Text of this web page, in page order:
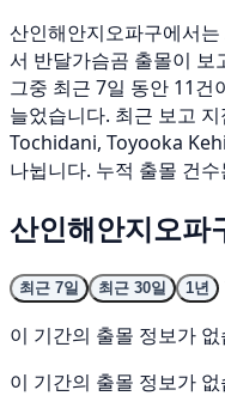
산인해안지오파구에서
서 반달가슴곰 출몰이 보
그중 최근 7일 동안 11건
늘었습니다. 최근 보고
Tochidani, Toyooka
나뉩니다. 누적 출몰 건
산인해안지오파
최근 7일 최근 30일 1년
이 기간의 출몰 정보가
이 기간의 출몰 정보가